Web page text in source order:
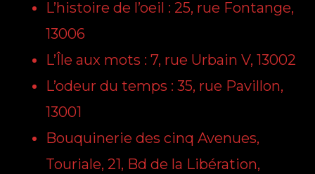
L’histoire de l’oeil : 25, rue Fontange,
13006
L’Île aux mots : 7, rue Urbain V, 13002
L’odeur du temps : 35, rue Pavillon,
13001
Bouquinerie des cinq Avenues,
Touriale, 21, Bd de la Libération,